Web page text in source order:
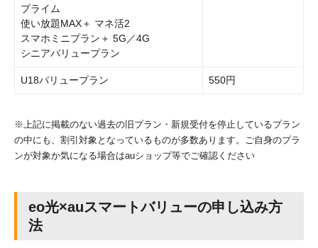
プライム
使い放題MAX＋ マネ活2
スマホミニプラン＋ 5G／4G
シニアバリュープラン
U18バリュープラン 550円
※上記に掲載のない過去の旧プラン・新規受付を停止しているプラン
の中にも、割引対象となっているものが多数あります。ご自身のプラ
ンが対象か気になる場合はauショップ等でご確認ください
eo光×auスマートバリューの申し込み方
法